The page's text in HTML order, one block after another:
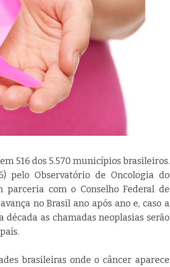
516 dos 5.570 municípios brasileiros.
pelo Observatório de Oncologia do
parceria com o Conselho Federal de
no Brasil ano após ano e, caso a
as chamadas neoplasias serão
brasileiras onde o câncer aparece